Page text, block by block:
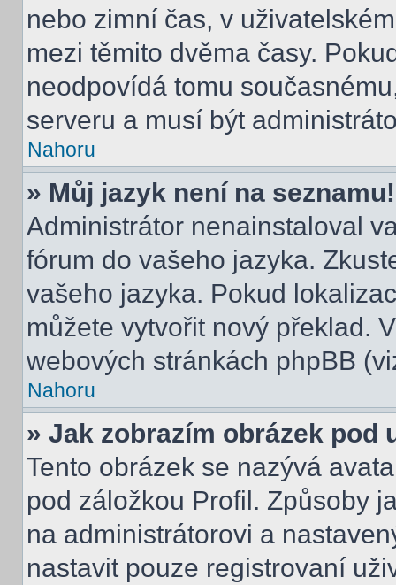
nebo zimní čas, v
mezi těmito dvěma časy.
neodpovídá tomu
serveru a musí být
Nahoru
» Můj jazyk není na seznamu!
Administrátor nenainstaloval
fórum do vašeho jazyka.
vašeho jazyka. Pokud
můžete vytvořit nový překlad.
webových stránkách phpBB
Nahoru
» Jak zobrazím obrázek pod
Tento obrázek se nazývá
pod záložkou Profil. Způsoby
na administrátorovi a
nastavit pouze registrovaní